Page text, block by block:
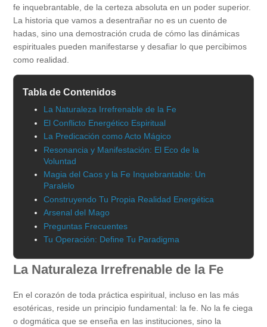
fe inquebrantable, de la certeza absoluta en un poder superior.
La historia que vamos a desentrañar no es un cuento de
hadas, sino una demostración cruda de cómo las dinámicas
espirituales pueden manifestarse y desafiar lo que percibimos
como realidad.
Tabla de Contenidos
La Naturaleza Irrefrenable de la Fe
El Conflicto Energético Espiritual
La Predicación como Acto Mágico
Resonancia y Manifestación: El Eco de la
Voluntad
Magia del Caos y la Fe Inquebrantable: Un
Paralelo
Construyendo Tu Propia Realidad Energética
Arsenal del Mago
Preguntas Frecuentes
Tu Operación: Define Tu Paradigma
La Naturaleza Irrefrenable de la Fe
En el corazón de toda práctica espiritual, incluso en las más
esotéricas, reside un principio fundamental: la fe. No la fe ciega
o dogmática que se enseña en las instituciones, sino la